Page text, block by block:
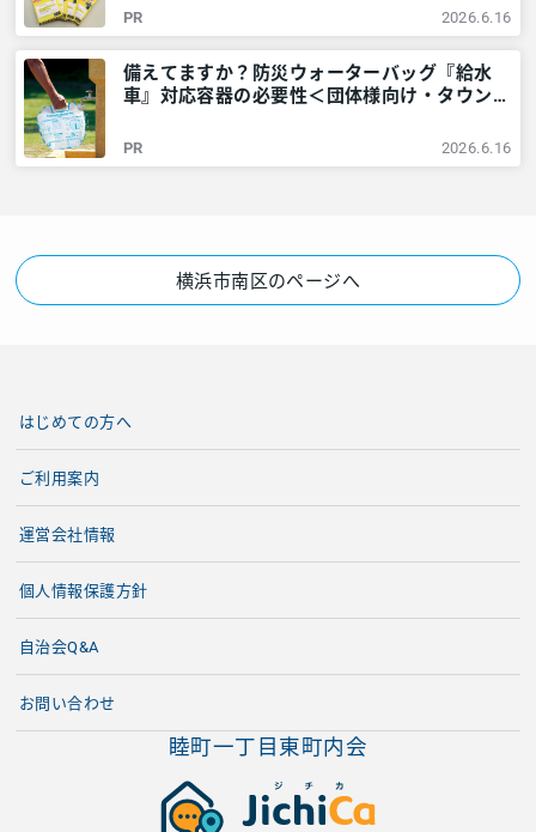
アリア
PR 2026.6.16
備えてますか？防災ウォーターバッグ『給水
車』対応容器の必要性＜団体様向け・タウンニ
多摩のご近所情報 – レアリア
PR 2026.6.16
横浜市南区のページへ
睦町一丁目東町内会
はじめての方へ
ご利用案内
運営会社情報
個人情報保護方針
自治会Q&A
お問い合わせ